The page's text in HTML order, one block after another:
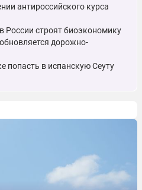
антироссийского курса
России строят биоэкономику
дорожно-
попасть в испанскую Сеуту